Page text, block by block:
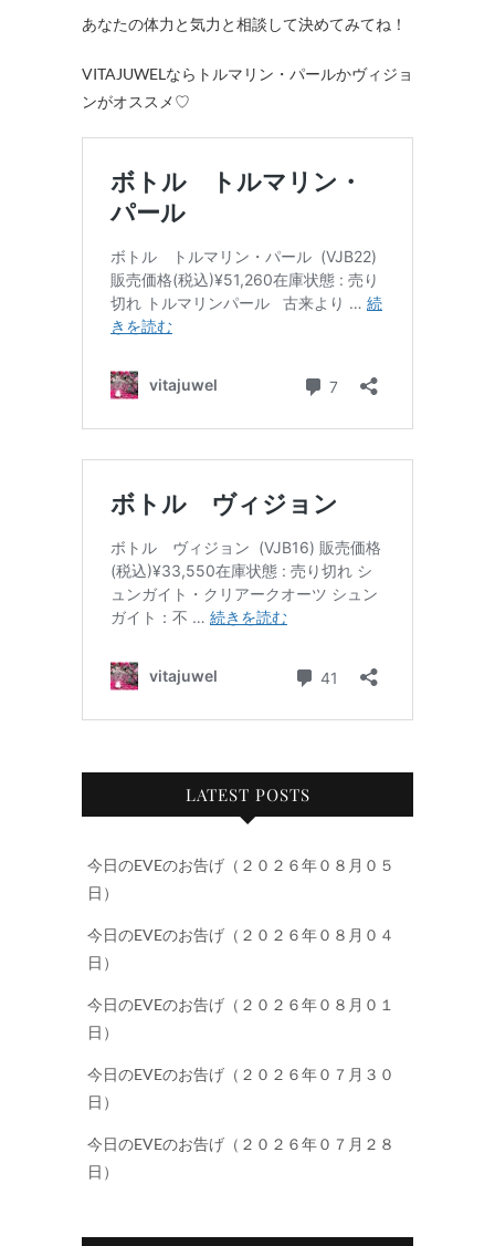
あなたの体力と気力と相談して決めてみてね！
VITAJUWELならトルマリン・パールかヴィジョ
ンがオススメ♡
LATEST POSTS
今日のEVEのお告げ（２０２６年０８月０５
日）
今日のEVEのお告げ（２０２６年０８月０４
日）
今日のEVEのお告げ（２０２６年０８月０１
日）
今日のEVEのお告げ（２０２６年０７月３０
日）
今日のEVEのお告げ（２０２６年０７月２８
日）